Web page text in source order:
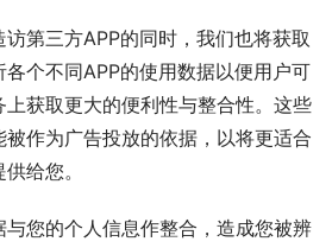
第三方APP的同时，我们也将获取
个不同APP的使用数据以便用户可
获取更大的便利性与整合性。这些
作为广告投放的依据，以将更适合
给您。
您的个人信息作整合，造成您被辨